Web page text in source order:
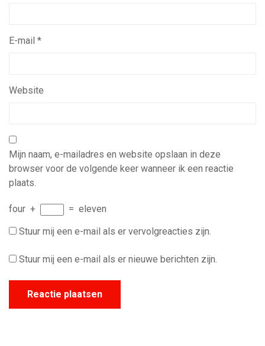
E-mail *
Website
Mijn naam, e-mailadres en website opslaan in deze
browser voor de volgende keer wanneer ik een reactie
plaats.
four + = eleven
Stuur mij een e-mail als er vervolgreacties zijn.
Stuur mij een e-mail als er nieuwe berichten zijn.